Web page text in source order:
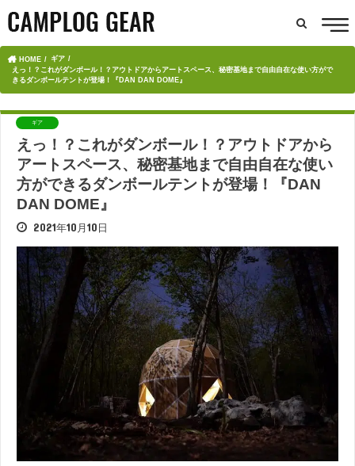
HOME
ギア
えっ！？これがダンボール！？アウトドアからアートスペース、秘密基地まで自由自在な使い方がで
きるダンボールテントが登場！『DAN DAN DOME』
ギア
えっ！？これがダンボール！？アウトドアから
アートスペース、秘密基地まで自由自在な使い
方ができるダンボールテントが登場！『DAN
DAN DOME』
2021年10月10日